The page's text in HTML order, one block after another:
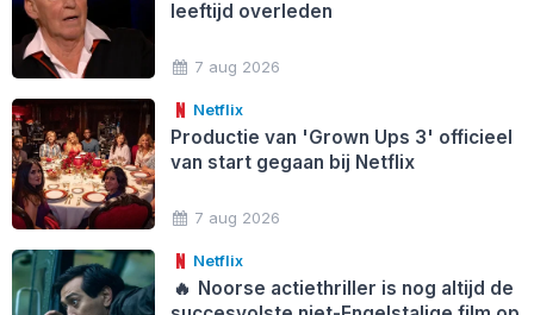
leeftijd overleden
7 aug 2026
Netflix
Productie van 'Grown Ups 3' officieel
van start gegaan bij Netflix
7 aug 2026
Netflix
🔥 Noorse actiethriller is nog altijd de